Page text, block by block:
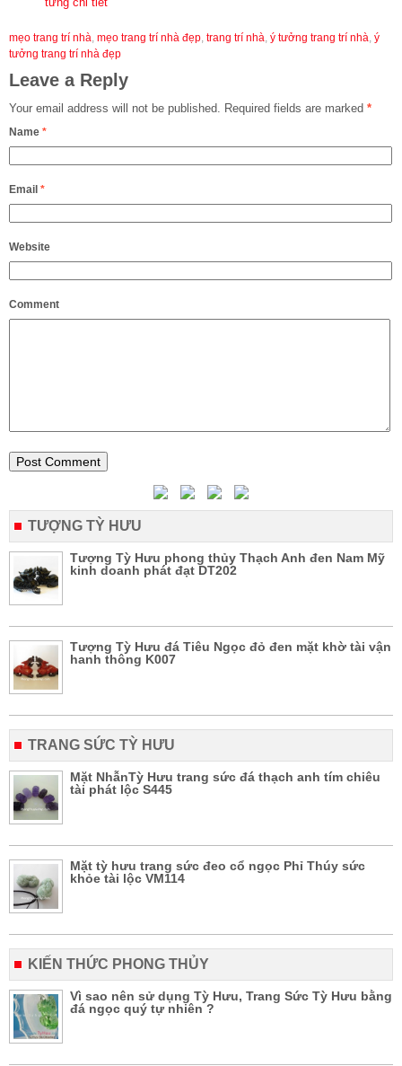
mẹo trang trí nhà, mẹo trang trí nhà đẹp, trang trí nhà, ý tưởng trang trí nhà, ý
tưởng trang trí nhà đẹp
Leave a Reply
Your email address will not be published. Required fields are marked *
Name *
Email *
Website
Comment
TƯỢNG TỲ HƯU
Tượng Tỳ Hưu phong thủy Thạch Anh đen Nam Mỹ
kinh doanh phát đạt DT202
Tượng Tỳ Hưu đá Tiêu Ngọc đỏ đen mặt khờ tài vận
hanh thông K007
TRANG SỨC TỲ HƯU
Mặt NhẫnTỳ Hưu trang sức đá thạch anh tím chiêu
tài phát lộc S445
Mặt tỳ hưu trang sức đeo cổ ngọc Phỉ Thúy sức
khỏe tài lộc VM114
KIẾN THỨC PHONG THỦY
Vì sao nên sử dụng Tỳ Hưu, Trang Sức Tỳ Hưu bằng
đá ngọc quý tự nhiên ?